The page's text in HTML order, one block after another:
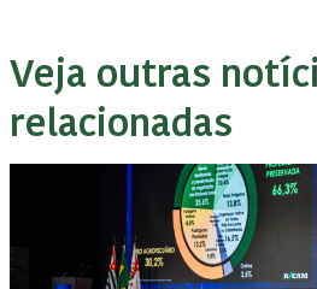
Veja outras
relacionadas